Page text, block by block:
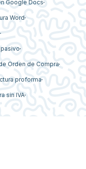
Google Docs
Word
Orden de Compra
proforma
sin IVA